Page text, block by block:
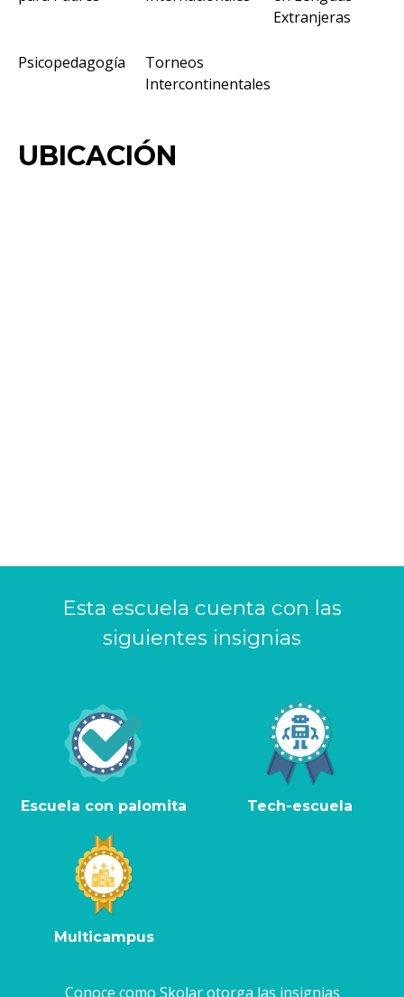
Extranjeras
Psicopedagogía
Torneos
Intercontinentales
UBICACIÓN
Esta escuela cuenta con las
siguientes insignias
Escuela con palomita Tech-escuela
Multicampus
Conoce como Skolar otorga las insignias